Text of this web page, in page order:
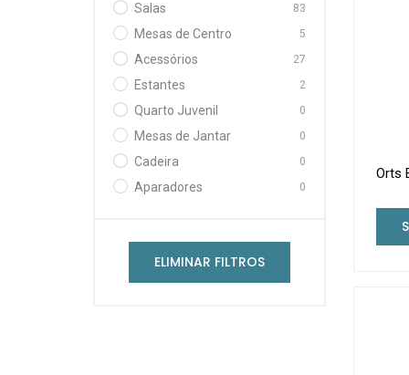
Salas 83
Mesas de Centro 5
Acessórios 27
Estantes 2
Quarto Juvenil 0
Mesas de Jantar 0
Cadeira 0
Aparadores 0
ELIMINAR FILTROS
Orts